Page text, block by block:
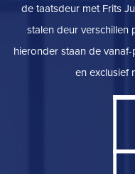
de taatsdeur met Frits
stalen deur verschillen
hieronder staan de
en exclusief